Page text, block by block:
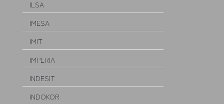
ILSA
IMESA
IMIT
IMPERIA
INDESIT
INDOKOR